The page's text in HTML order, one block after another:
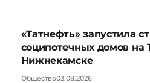
«Татнефть» запустила
соципотечных домов на
Нижнекамске
Общество03.08.2026